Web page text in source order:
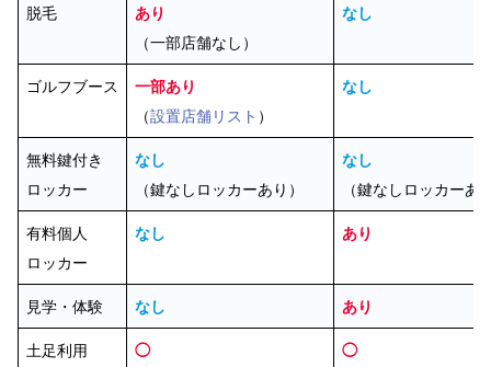
脱毛 あり
（一部店舗なし）
なし
ゴルフブース 一部あり
（設置店舗リスト ）
なし
無料鍵付き
ロッカー
なし
（鍵なしロッカーあり）
なし
（鍵なしロッカーあ
有料個人
ロッカー
なし あり
見学・体験 なし あり
土足利用 ◯ ◯